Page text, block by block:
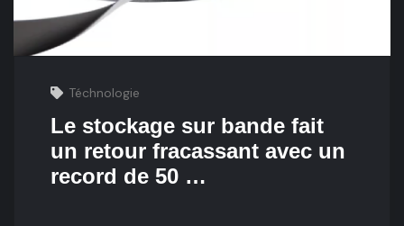
Téchnologie
Le stockage sur bande fait
un retour fracassant avec un
record de 50 …